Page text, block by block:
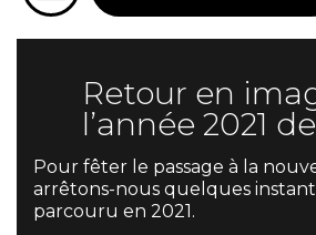
Retour en
l’année 2021
Pour fêter le passage à la
arrêtons-nous quelques
parcouru en 2021.